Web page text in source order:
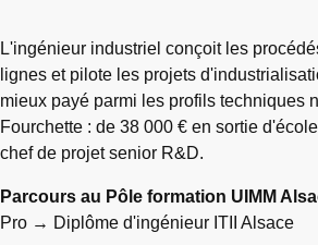
L'ingénieur industriel conçoit les
lignes et pilote les projets
mieux payé parmi les profils techniques
Fourchette : de 38 000 € en sortie
chef de projet senior R&D.
Parcours au Pôle formation UIMM
Pro → Diplôme d'ingénieur ITII Alsace